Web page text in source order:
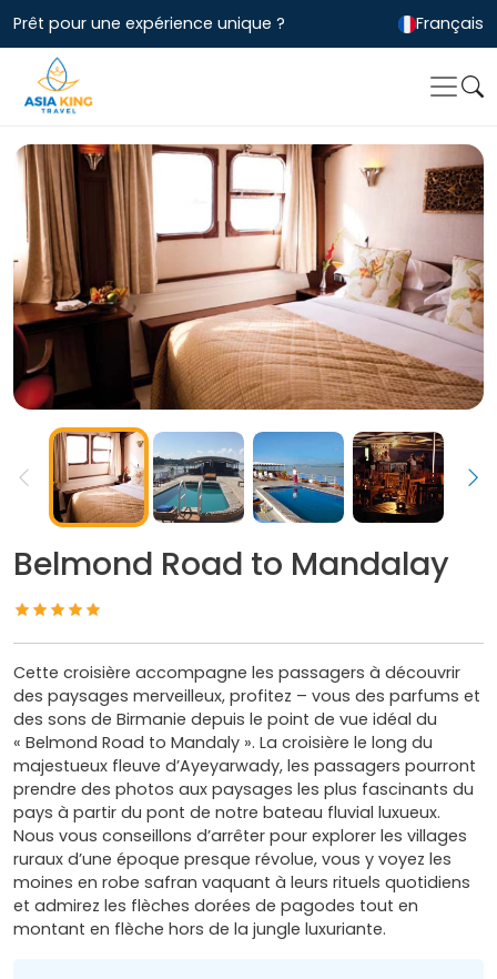
Prêt pour une expérience unique ? Français
Belmond Road to Mandalay
Cette croisière accompagne les passagers à découvrir
des paysages merveilleux, profitez – vous des parfums et
des sons de Birmanie depuis le point de vue idéal du
« Belmond Road to Mandaly ». La croisière le long du
majestueux fleuve d’Ayeyarwady, les passagers pourront
prendre des photos aux paysages les plus fascinants du
pays à partir du pont de notre bateau fluvial luxueux.
Nous vous conseillons d’arrêter pour explorer les villages
ruraux d’une époque presque révolue, vous y voyez les
moines en robe safran vaquant à leurs rituels quotidiens
et admirez les flèches dorées de pagodes tout en
montant en flèche hors de la jungle luxuriante.